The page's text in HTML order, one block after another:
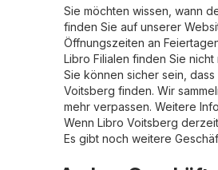
Sie möchten wissen, wann
finden Sie auf unserer
Öffnungszeiten an
Libro Filialen finden Sie
Sie können sicher sein,
Voitsberg finden. Wir
mehr verpassen. Weitere
Wenn Libro Voitsberg
Es gibt noch weitere